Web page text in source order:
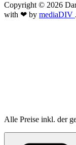
Copyright © 2026
with ❤ by mediaDIV .
Alle Preise inkl. der